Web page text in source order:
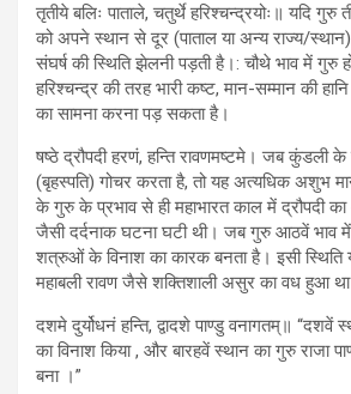
तृतीये बलिः पाताले, चतुर्थे हरिश्चन्द्रयोः॥ यदि गुरु
को अपने स्थान से दूर (पाताल या अन्य राज्य/
संघर्ष की स्थिति झेलनी पड़ती है।: चौथे भाव में गुरु
हरिश्चन्द्र की तरह भारी कष्ट, मान-सम्मान की
का सामना करना पड़ सकता है।
षष्ठे द्रौपदी हरणं, हन्ति रावणमष्टमे। जब कुंडली
(बृहस्पति) गोचर करता है, तो यह अत्यधिक अशुभ
के गुरु के प्रभाव से ही महाभारत काल में द्रौपदी
जैसी दर्दनाक घटना घटी थी। जब गुरु आठवें भाव में
शत्रुओं के विनाश का कारक बनता है। इसी स्थिति
महाबली रावण जैसे शक्तिशाली असुर का वध हुआ
दशमे दुर्योधनं हन्ति, द्वादशे पाण्डु वनागतम्॥ “दशवें
का विनाश किया , और बारहवें स्थान का गुरु राजा
बना ।”